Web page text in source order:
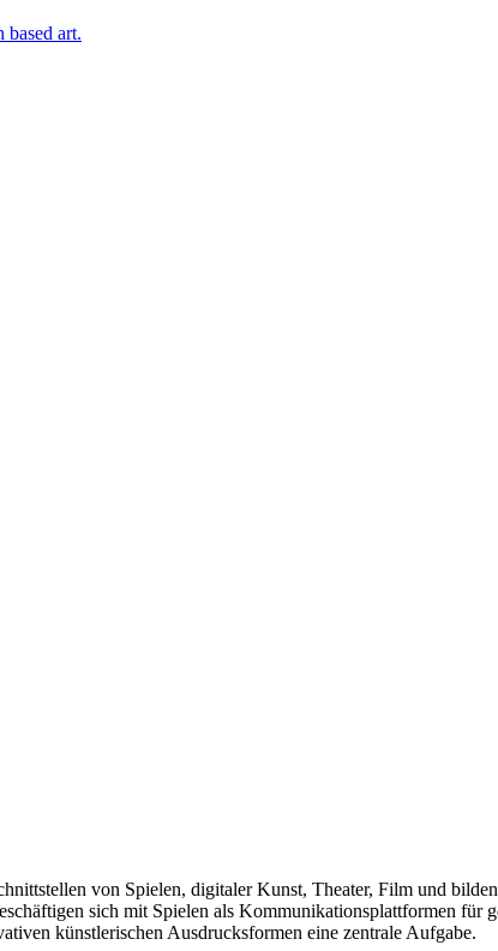
based art.
von Spielen, digitaler Kunst, Theater, Film und
sich mit Spielen als Kommunikationsplattformen
künstlerischen Ausdrucksformen eine zentrale Aufgabe.